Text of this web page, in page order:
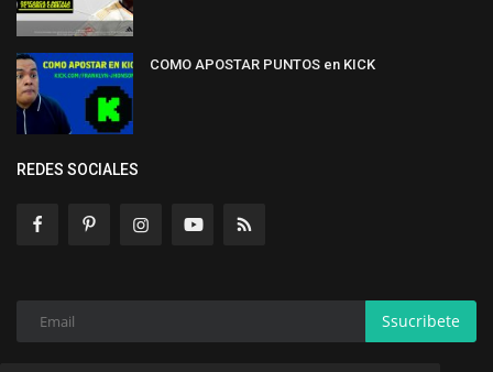
COMO APOSTAR PUNTOS en KICK
REDES SOCIALES
Ssucribete